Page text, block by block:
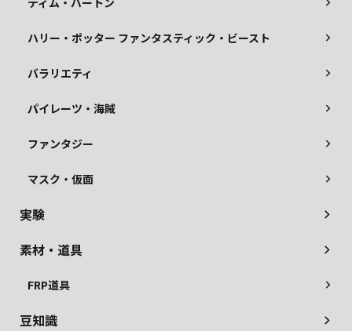
ハリー・ポッター ファンタスティック・ビースト
バラリエティ
パイレーツ・海賊
ファンタジー
マスク・仮面
実験
素材・道具
FRP道具
豆知識